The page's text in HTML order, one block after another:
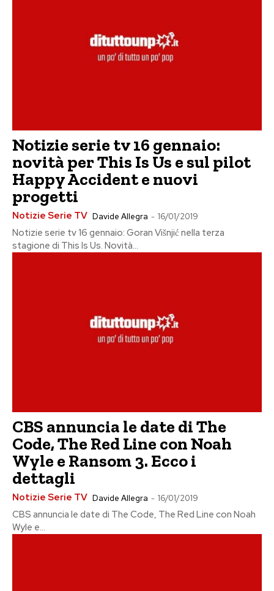
Notizie serie tv 16 gennaio:
novità per This Is Us e sul pilot
Happy Accident e nuovi
progetti
Notizie Serie TV Davide Allegra - 16/01/2019
Notizie serie tv 16 gennaio: Goran Višnjić nella terza
stagione di This Is Us. Novità...
CBS annuncia le date di The
Code, The Red Line con Noah
Wyle e Ransom 3. Ecco i
dettagli
Notizie Serie TV Davide Allegra - 16/01/2019
CBS annuncia le date di The Code, The Red Line con Noah
Wyle e...